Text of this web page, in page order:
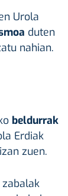
Urola
duten
nahian.
beldurrak
Erdiak
zuen.